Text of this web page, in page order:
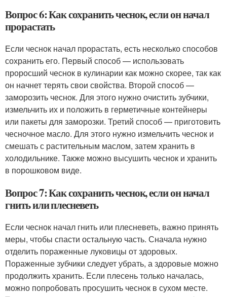
Вопрос 6: Как сохранить чеснок, если он начал
прорастать
Если чеснок начал прорастать, есть несколько способов
сохранить его. Первый способ — использовать
проросший чеснок в кулинарии как можно скорее, так как
он начнет терять свои свойства. Второй способ —
заморозить чеснок. Для этого нужно очистить зубчики,
измельчить их и положить в герметичные контейнеры
или пакеты для заморозки. Третий способ — приготовить
чесночное масло. Для этого нужно измельчить чеснок и
смешать с растительным маслом, затем хранить в
холодильнике. Также можно высушить чеснок и хранить
в порошковом виде.
Вопрос 7: Как сохранить чеснок, если он начал
гнить или плесневеть
Если чеснок начал гнить или плесневеть, важно принять
меры, чтобы спасти остальную часть. Сначала нужно
отделить пораженные луковицы от здоровых.
Пораженные зубчики следует убрать, а здоровые можно
продолжить хранить. Если плесень только началась,
можно попробовать просушить чеснок в сухом месте.